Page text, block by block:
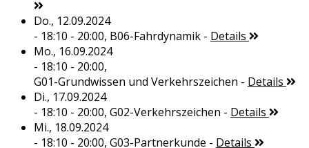
Do., 12.09.2024
- 18:10 - 20:00, B06-Fahrdynamik- Details
Mo., 16.09.2024
- 18:10 - 20:00,
G01-Grundwissen und Verkehrszeichen - Details
Di., 17.09.2024
- 18:10 - 20:00, G02-Verkehrszeichen - Details
Mi., 18.09.2024
- 18:10 - 20:00, G03-Partnerkunde - Details